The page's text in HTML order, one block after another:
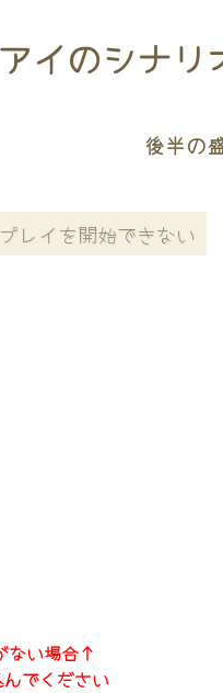
アイのシナリ
後半の
プレイを開始できない
ない場合↑
でください